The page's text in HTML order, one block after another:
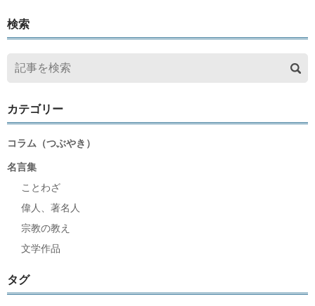
検索
カテゴリー
コラム（つぶやき）
名言集
ことわざ
偉人、著名人
宗教の教え
文学作品
タグ